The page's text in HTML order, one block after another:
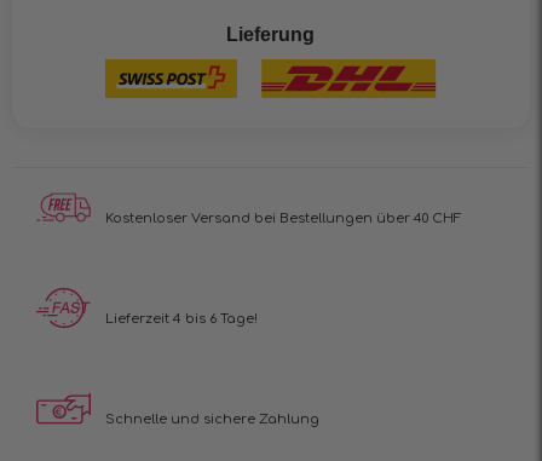
Lieferung
Kostenloser Versand bei Bestellungen über 40 CHF
Lieferzeit 4 bis 6 Tage!
Schnelle und sichere Zahlung